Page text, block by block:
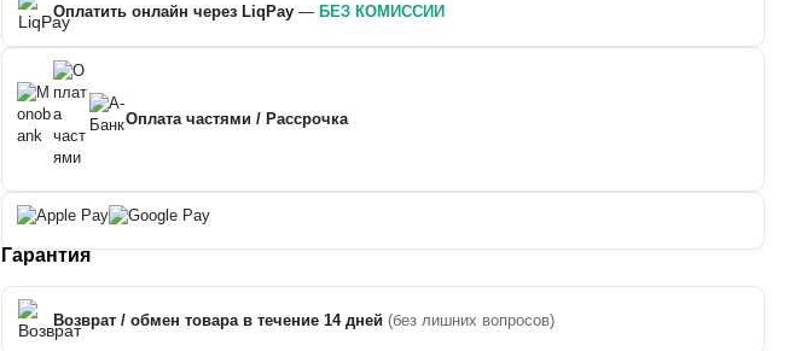
Оплатить онлайн через LiqPay — БЕЗ КОМИССИИ
Оплата частями / Рассрочка
Гарантия
Возврат / обмен товара в течение 14 дней (без лишних вопросов)